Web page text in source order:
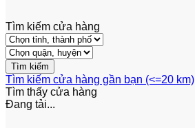
Tìm kiếm cửa hàng
Tìm kiếm cửa hàng gần bạn (<=20 km)
Tìm thấy cửa hàng
Đang tải...